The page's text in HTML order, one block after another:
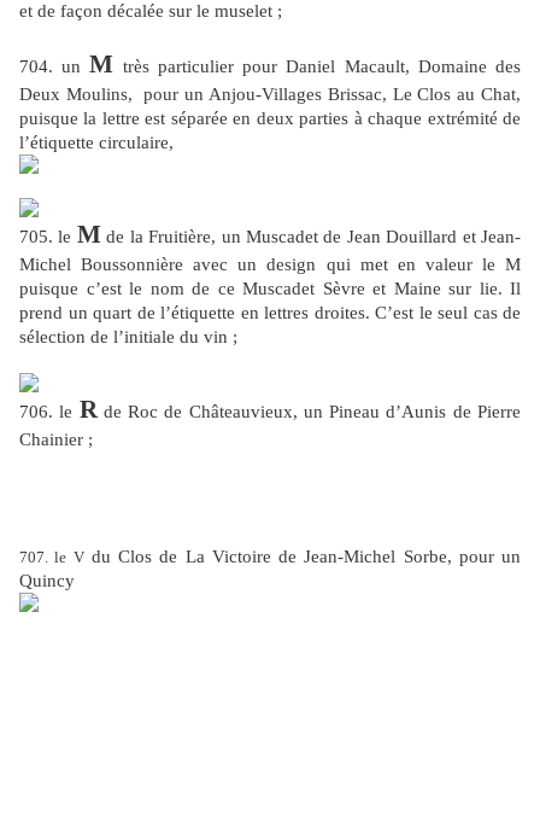
et de façon décalée sur le muselet ;
704. un M très particulier pour Daniel Macault, Domaine des
Deux Moulins,
pour un Anjou-Villages Brissac, Le Clos au Chat,
puisque la lettre est séparée en deux parties à chaque extrémité de
l’étiquette circulaire,
705. le M de la Fruitière, un Muscadet de Jean Douillard et Jean-
Michel Boussonnière avec un design qui met en valeur le M
puisque c’est le nom de ce Muscadet Sèvre et Maine sur lie. Il
prend un quart de l’étiquette en lettres droites. C’est le seul cas de
sélection de l’initiale du vin ;
706. le R de Roc de Châteauvieux, un Pineau d’Aunis de Pierre
Chainier ;
707. le V du Clos de La Victoire de Jean-Michel Sorbe, pour un
Quincy